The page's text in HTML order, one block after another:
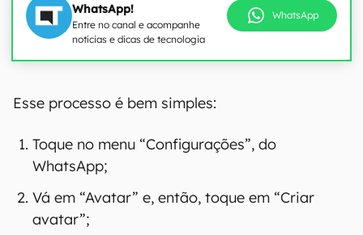
WhatsApp!
Entre no canal e acompanhe
notícias e dicas de tecnologia
WhatsApp
Esse processo é bem simples:
Toque no menu “Configurações”, do
WhatsApp;
Vá em “Avatar” e, então, toque em “Criar
avatar”;